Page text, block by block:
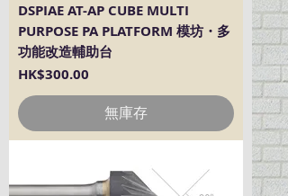
DSPIAE AT-AP CUBE MULTI
PURPOSE PA PLATFORM 模坊・多
功能改造輔助台
價格
HK$300.00
無庫存